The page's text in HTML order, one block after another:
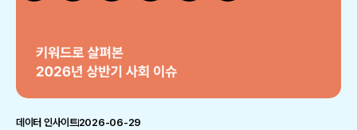
데이터 인사이트2026-06-29